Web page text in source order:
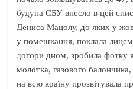
будуна СБУ внесло в цей
Дениса Мацолу, до яких у
у помешкання, поклала лицем
догори дном, зробила фотку
молотка, газового
на всю країну прозвітувала